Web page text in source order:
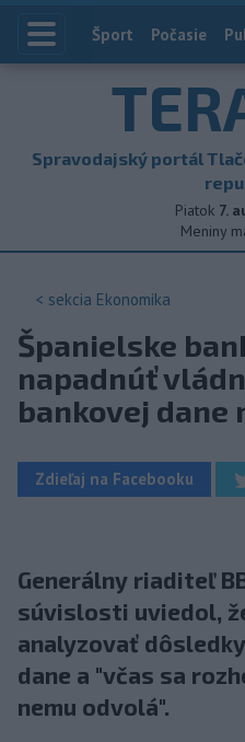
Index
Šport Počasie
Spravodajský portál
Piatok 7.
Meniny
< sekcia Ekonomika
Španielske
napadnúť
bankovej dane
Zdieľaj na Facebooku
Generálny riaditeľ
súvislosti uviedol,
analyzovať
dane a "včas sa
nemu odvolá".